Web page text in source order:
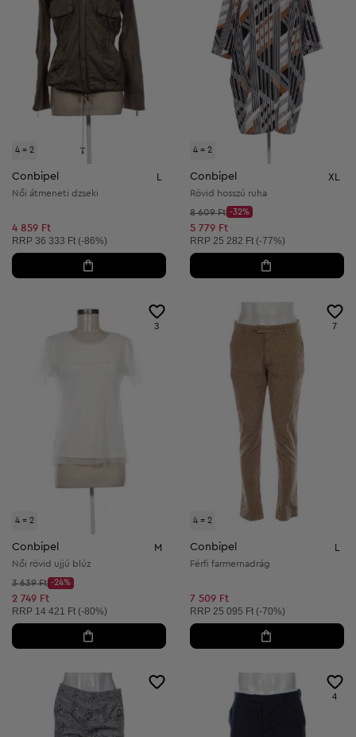
4 = 2
Conbipel L
Női átmeneti dzseki
4 859 Ft
Ajánlott ár:
RRP 36 333 Ft (-86%)
4 = 2
Conbipel XL
Rövid hosszú ruha
Kezdő ár:
8 609 Ft
Discount Price:
-32%
Csökkentett ár:
5 779 Ft
Ajánlott ár:
RRP 25 282 Ft (-77%)
4 = 2
3
Conbipel M
Női rövid ujjú blúz
Kezdő ár:
3 639 Ft
Discount Price:
-24%
Csökkentett ár:
2 749 Ft
Ajánlott ár:
RRP 14 421 Ft (-80%)
4 = 2
7
Conbipel
Férfi farmernadrág
7 509 Ft
Ajánlott ár:
RRP 25 095 Ft (-70%)
4